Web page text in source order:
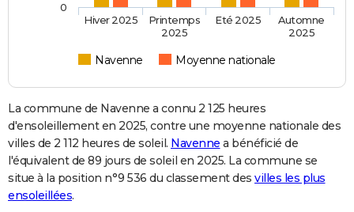
Navenne Moyenne nationale
Hiver 2025
Printemps
2025
Eté 2025
Automne
2025
0
La commune de Navenne a connu 2 125 heures
d'ensoleillement en 2025, contre une moyenne nationale des
villes de 2 112 heures de soleil. Navenne a bénéficié de
l'équivalent de 89 jours de soleil en 2025. La commune se
situe à la position n°9 536 du classement des villes les plus
ensoleillées.